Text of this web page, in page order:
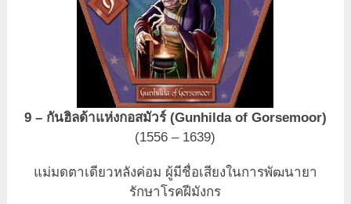
9 – กันฮิลด้าแห่งกอสมัวร์ (Gunhilda of Gorsemoor)
(1556 – 1639)
แม่มดตาเดียวหลังค่อม ผู้มีชื่อเสียงในการพัฒนายา
รักษาโรคฝีมังกร